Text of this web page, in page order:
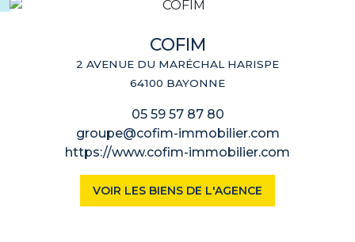
COFIM
2 AVENUE DU MARÉCHAL HARISPE
64100 BAYONNE
05 59 57 87 80
groupe@cofim-immobilier.com
https://www.cofim-immobilier.com
VOIR LES BIENS DE L'AGENCE